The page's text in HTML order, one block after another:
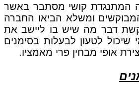
המתנגדת קושי מסתבר באשר
ומשלא הביאו החברה
דבר מה שיש בו ליישב את
שיכול לטעון לבעלות בסימנים
אופי מבחין פרי מאמציו.